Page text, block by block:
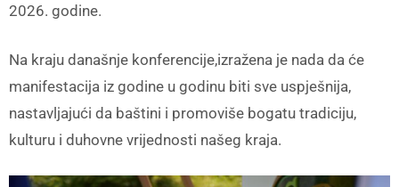
2026. godine.
Na kraju današnje konferencije,izražena je nada da će
manifestacija iz godine u godinu biti sve uspješnija,
nastavljajući da baštini i promoviše bogatu tradiciju,
kulturu i duhovne vrijednosti našeg kraja.